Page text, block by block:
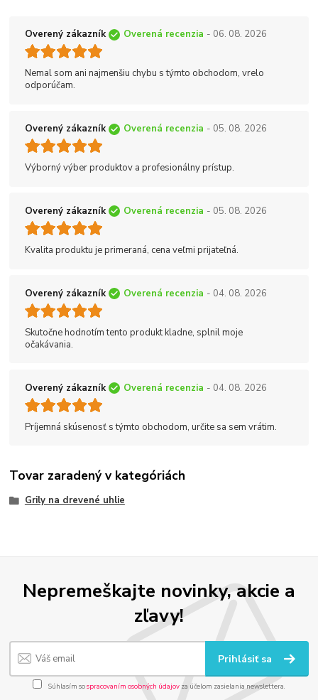
Overený zákazník Overená recenzia - 06. 08. 2026
Nemal som ani najmenšiu chybu s týmto obchodom, vrelo
odporúčam.
Overený zákazník Overená recenzia - 05. 08. 2026
Výborný výber produktov a profesionálny prístup.
Overený zákazník Overená recenzia - 05. 08. 2026
Kvalita produktu je primeraná, cena veľmi prijateľná.
Overený zákazník Overená recenzia - 04. 08. 2026
Skutočne hodnotím tento produkt kladne, splnil moje
očakávania.
Overený zákazník Overená recenzia - 04. 08. 2026
Príjemná skúsenosť s týmto obchodom, určite sa sem vrátim.
Tovar zaradený v kategóriách
Grily na drevené uhlie
Nepremeškajte novinky, akcie a
zľavy!
Prihlásiť sa
Súhlasím sospracovaním osobných údajov za účelom zasielania newslettera.